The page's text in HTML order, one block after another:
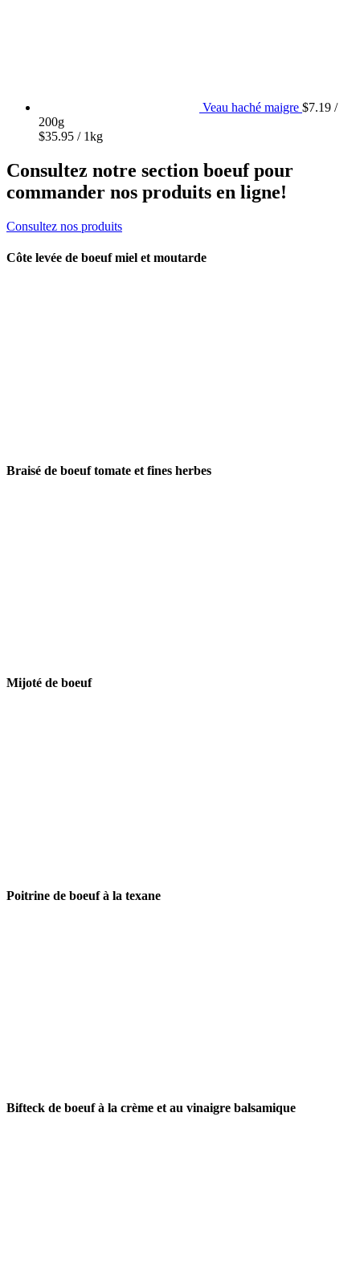
Veau haché maigre $7.19 /
200g
$35.95 / 1kg
Consultez notre section boeuf pour
commander nos produits en ligne!
Consultez nos produits
Côte levée de boeuf miel et moutarde
Braisé de boeuf tomate et fines herbes
Mijoté de boeuf
Poitrine de boeuf à la texane
Bifteck de boeuf à la crème et au vinaigre balsamique